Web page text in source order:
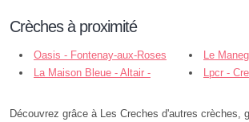
Crèches à proximité
Oasis - Fontenay-aux-Roses
Le
Fontenay-
La Maison Bleue - Altair -
Lpcr -
aux-Roses
Découvrez grâce à Les Creches d'autres crèches,